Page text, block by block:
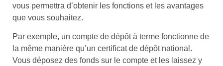
vous permettra d’obtenir les fonctions et les avantages
que vous souhaitez.
Par exemple, un compte de dépôt à terme fonctionne de
la même manière qu’un certificat de dépôt national.
Vous déposez des fonds sur le compte et les laissez y